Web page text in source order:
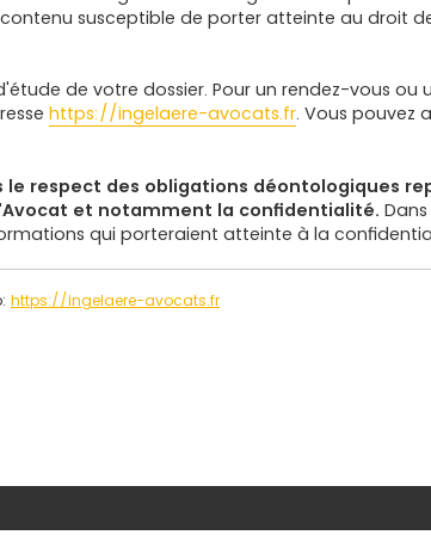
susceptible de porter atteinte au droit
de votre dossier. Pour un rendez-vous ou
https://ingelaere-avocats.fr. Vous pouvez
respect des obligations déontologiques
et notamment la confidentialité.
qui porteraient atteinte à la
https://ingelaere-avocats.fr